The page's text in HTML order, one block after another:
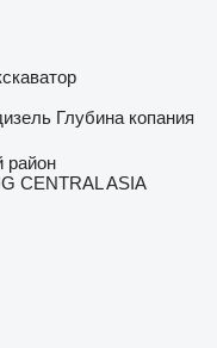
Глубина копания
район
CENTRAL ASIA